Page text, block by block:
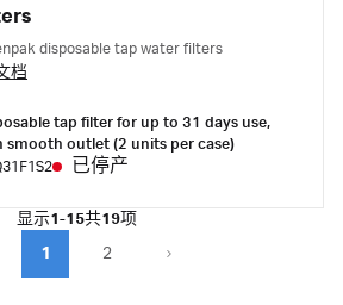
disposable tap water filters
档
tap filter for up to 31 days use,
smooth outlet (2 units per case)
已停产
显示1-15共19项
1 2